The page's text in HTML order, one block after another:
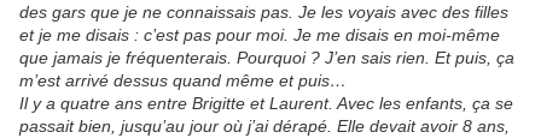
des gars que je ne connaissais pas. Je les voyais avec des filles
et je me disais : c’est pas pour moi. Je me disais en moi-même
que jamais je fréquenterais. Pourquoi ? J’en sais rien. Et puis, ça
m’est arrivé dessus quand même et puis…
Il y a quatre ans entre Brigitte et Laurent. Avec les enfants, ça se
passait bien, jusqu’au jour où j’ai dérapé. Elle devait avoir 8 ans,